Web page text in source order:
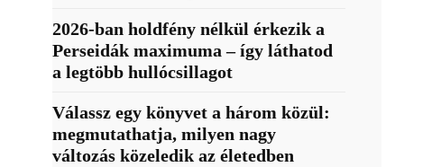
2026-ban holdfény nélkül érkezik a
Perseidák maximuma – így láthatod
a legtöbb hullócsillagot
Válassz egy könyvet a három közül:
megmutathatja, milyen nagy
változás közeledik az életedben